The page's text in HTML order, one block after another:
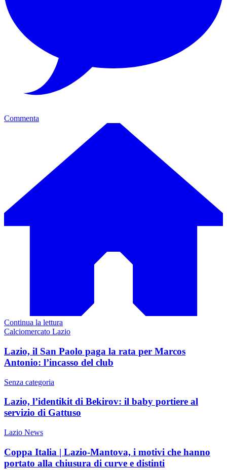
Commenta
Continua la lettura
Calciomercato Lazio
Lazio, il San Paolo paga la rata per Marcos
Antonio: l’incasso del club
Senza categoria
Lazio, l’identikit di Bekirov: il baby portiere al
servizio di Gattuso
Lazio News
Coppa Italia | Lazio-Mantova, i motivi che hanno
portato alla chiusura di curve e distinti